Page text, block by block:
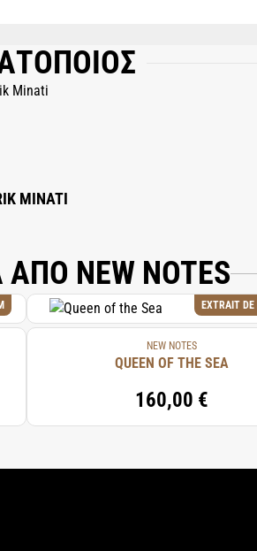
BENZYL SALICYLATE, LINALOOL,
MINATI
NEW NOTES
EXTRAIT DE
NEW NOTES
QUEEN OF THE SEA
160,00 €